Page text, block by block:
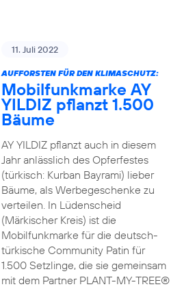
11. Juli 2022
AUFFORSTEN FÜR DEN KLIMASCHUTZ:
Mobilfunkmarke AY
YILDIZ pflanzt 1.500
Bäume
AY YILDIZ pflanzt auch in diesem
Jahr anlässlich des Opferfestes
(türkisch: Kurban Bayrami) lieber
Bäume, als Werbegeschenke zu
verteilen. In Lüdenscheid
(Märkischer Kreis) ist die
Mobilfunkmarke für die deutsch-
türkische Community Patin für
1.500 Setzlinge, die sie gemeinsam
mit dem Partner PLANT-MY-TREE®